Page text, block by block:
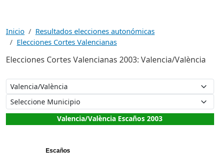
Inicio
Resultados elecciones autonómicas
Elecciones Cortes Valencianas
Elecciones Cortes Valencianas 2003: Valencia/València
Valencia/València Escaños 2003
Escaños